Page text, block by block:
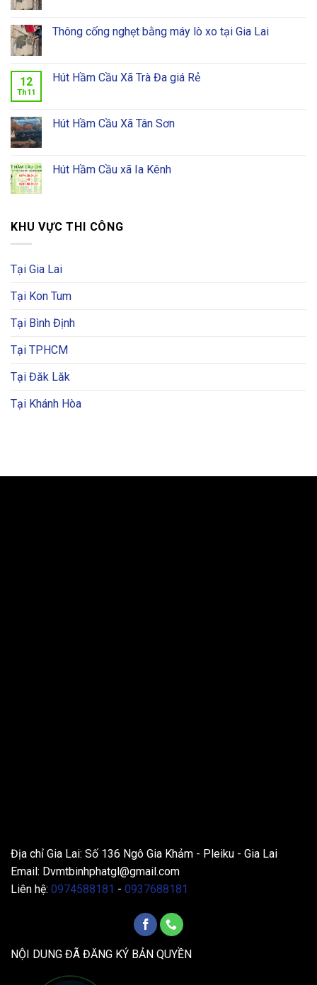
Thông cống nghẹt bằng máy lò xo tại Gia Lai
12
Th11
Hút Hầm Cầu Xã Trà Đa giá Rẻ
Hút Hầm Cầu Xã Tân Sơn
Hút Hầm Cầu xã Ia Kênh
KHU VỰC THI CÔNG
Tại Gia Lai
Tại Kon Tum
Tại Bình Định
Tại TPHCM
Tại Đăk Lăk
Tại Khánh Hòa
Địa chỉ Gia Lai: Số 136 Ngô Gia Khảm - Pleiku - Gia Lai
Email: Dvmtbinhphatgl@gmail.com
Liên hệ: 0974588181 - 0937688181
NỘI DUNG ĐÃ ĐĂNG KÝ BẢN QUYỀN